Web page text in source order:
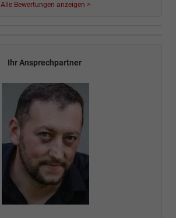
Alle Bewertungen anzeigen >
Ihr Ansprechpartner